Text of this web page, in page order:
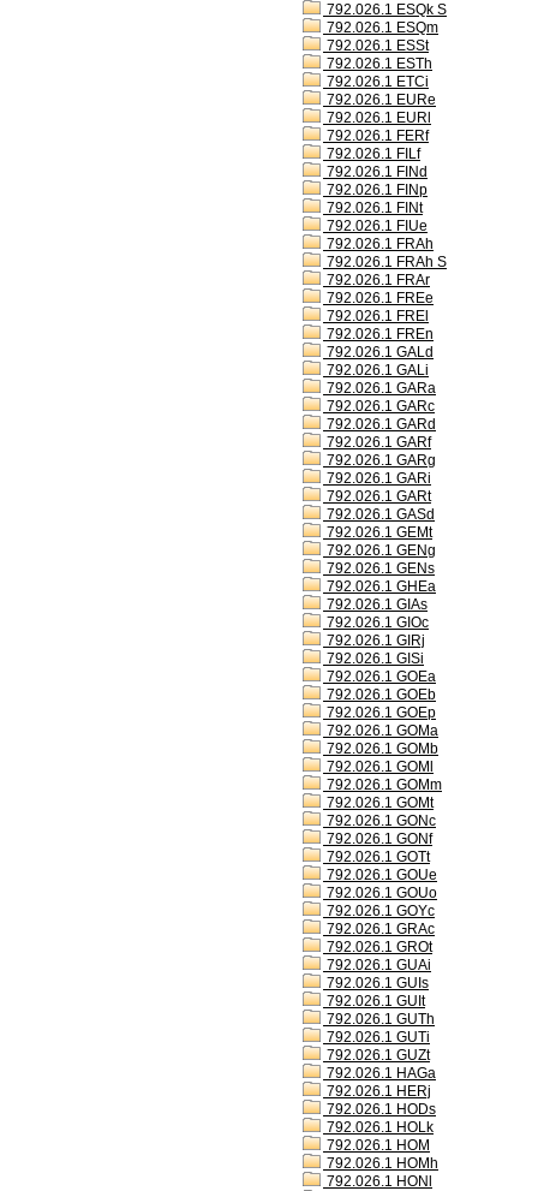
792.026.1 ESQk S
792.026.1 ESQm
792.026.1 ESSt
792.026.1 ESTh
792.026.1 ETCi
792.026.1 EURe
792.026.1 EURl
792.026.1 FERf
792.026.1 FILf
792.026.1 FINd
792.026.1 FINp
792.026.1 FINt
792.026.1 FIUe
792.026.1 FRAh
792.026.1 FRAh S
792.026.1 FRAr
792.026.1 FREe
792.026.1 FREl
792.026.1 FREn
792.026.1 GALd
792.026.1 GALi
792.026.1 GARa
792.026.1 GARc
792.026.1 GARd
792.026.1 GARf
792.026.1 GARg
792.026.1 GARi
792.026.1 GARt
792.026.1 GASd
792.026.1 GEMt
792.026.1 GENg
792.026.1 GENs
792.026.1 GHEa
792.026.1 GIAs
792.026.1 GIOc
792.026.1 GIRj
792.026.1 GISi
792.026.1 GOEa
792.026.1 GOEb
792.026.1 GOEp
792.026.1 GOMa
792.026.1 GOMb
792.026.1 GOMl
792.026.1 GOMm
792.026.1 GOMt
792.026.1 GONc
792.026.1 GONf
792.026.1 GOTt
792.026.1 GOUe
792.026.1 GOUo
792.026.1 GOYc
792.026.1 GRAc
792.026.1 GROt
792.026.1 GUAi
792.026.1 GUIs
792.026.1 GUIt
792.026.1 GUTh
792.026.1 GUTi
792.026.1 GUZt
792.026.1 HAGa
792.026.1 HERj
792.026.1 HODs
792.026.1 HOLk
792.026.1 HOM
792.026.1 HOMh
792.026.1 HONl